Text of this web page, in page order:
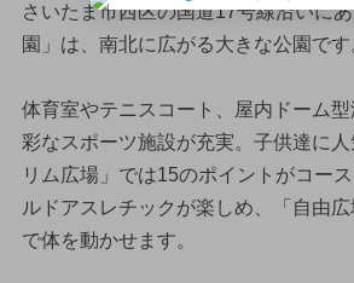
さいたま市西区の国道17号線沿いに
園」は、南北に広がる大きな公園です
体育室やテニスコート、屋内ドーム
彩なスポーツ施設が充実。子供達に
リム広場」では15のポイントがコー
ルドアスレチックが楽しめ、「自由広
で体を動かせます。